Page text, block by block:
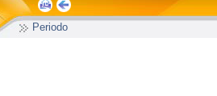
Periodo